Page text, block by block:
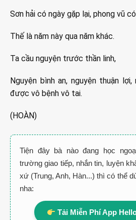
Sơn hải có ngày gặp lại, phong vũ
Thế là năm này qua năm khác.
Ta cầu nguyện trước thần linh,
Nguyện bình an, nguyện thuận
được vô bệnh vô tai.
(HOÀN)
Tiện đây bà nào đang học
trường giao tiếp, nhắn tin, luyện
xứ (Trung, Anh, Hàn...) thì có thể
nha:
Tải Miễn Phí App